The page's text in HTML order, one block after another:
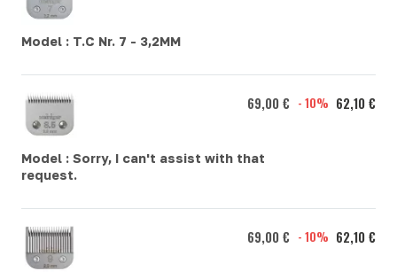
Model : T.C Nr. 7 - 3,2MM
Model : Sorry, I can't assist with that
request.
69,00 € - 10% 62,10 €
69,00 € - 10% 62,10 €